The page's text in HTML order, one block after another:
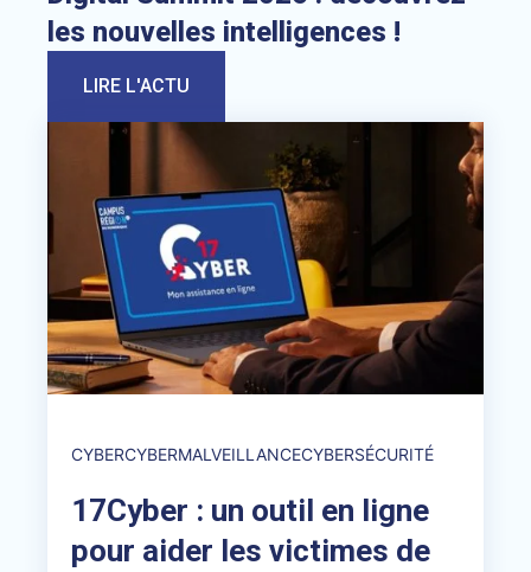
les nouvelles intelligences !
LIRE L'ACTU
CYBERCYBERMALVEILLANCECYBERSÉCURITÉ
17Cyber : un outil en ligne
pour aider les victimes de